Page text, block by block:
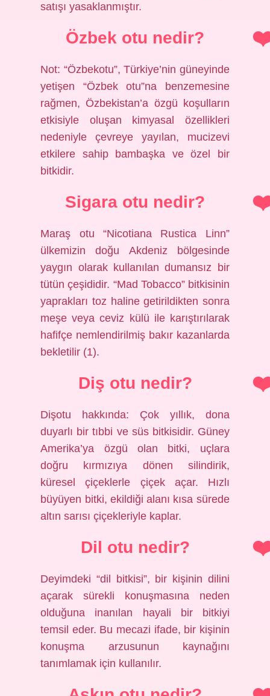
satışı yasaklanmıştır.
Özbek otu nedir?
Not: “Özbekotu”, Türkiye’nin güneyinde
yetişen “Özbek otu”na benzemesine
rağmen, Özbekistan’a özgü koşulların
etkisiyle oluşan kimyasal özellikleri
nedeniyle çevreye yayılan, mucizevi
etkilere sahip bambaşka ve özel bir
bitkidir.
Sigara otu nedir?
Maraş otu “Nicotiana Rustica Linn”
ülkemizin doğu Akdeniz bölgesinde
yaygın olarak kullanılan dumansız bir
tütün çeşididir. “Mad Tobacco” bitkisinin
yaprakları toz haline getirildikten sonra
meşe veya ceviz külü ile karıştırılarak
hafifçe nemlendirilmiş bakır kazanlarda
bekletilir (1).
Diş otu nedir?
Dişotu hakkında: Çok yıllık, dona
duyarlı bir tıbbi ve süs bitkisidir. Güney
Amerika’ya özgü olan bitki, uçlara
doğru kırmızıya dönen silindirik,
küresel çiçeklerle çiçek açar. Hızlı
büyüyen bitki, ekildiği alanı kısa sürede
altın sarısı çiçekleriyle kaplar.
Dil otu nedir?
Deyimdeki “dil bitkisi”, bir kişinin dilini
açarak sürekli konuşmasına neden
olduğuna inanılan hayali bir bitkiyi
temsil eder. Bu mecazi ifade, bir kişinin
konuşma arzusunun kaynağını
tanımlamak için kullanılır.